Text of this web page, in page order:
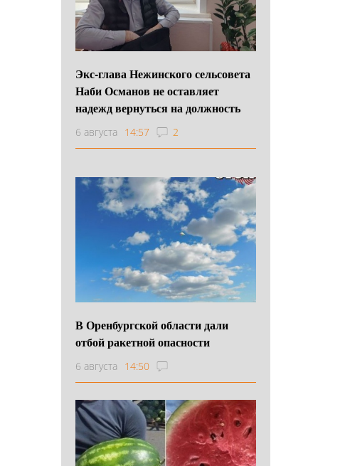
Экс-глава Нежинского сельсовета
Наби Османов не оставляет
надежд вернуться на должность
6 августа 14:57 2
В Оренбургской области дали
отбой ракетной опасности
6 августа 14:50